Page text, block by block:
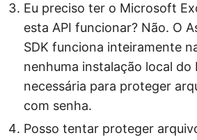
Eu preciso ter o Microsoft
esta API funcionar? Não. O
SDK funciona inteiramente
nenhuma instalação local do
necessária para proteger
com senha.
Posso tentar proteger